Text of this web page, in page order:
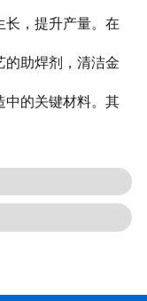
长，提升产量。在
的助焊剂，清洁金
中的关键材料。其